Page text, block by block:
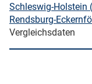
starten
Schleswig-Holstein
Rendsburg-
Vergleichsdaten